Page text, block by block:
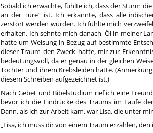
Sobald ich erwachte, fühlte ich, dass der Sturm
an der Türe“ ist. Ich erkannte, dass alle
zerstört werden würden. Ich fühlte mich
erhalten. Ich sehnte mich danach, Öl in meiner
hatte um Weisung in Bezug auf bestimmte
dieser Traum den Zweck hatte, mir zur
bedeutungsvoll, da er genau in der gleichen
Tochter und ihrem Krebsleiden hatte.
diesem Schreiben aufgezeichnet ist.)
Nach Gebet und Bibelstudium rief ich eine
bevor ich die Eindrücke des Traums im Laufe
Dann, als ich zur Arbeit kam, war Lisa, die unter
„Lisa, ich muss dir von einem Traum erzählen,